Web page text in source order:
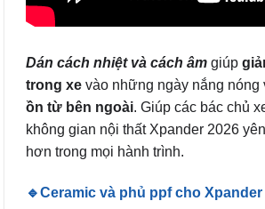
Dán cách nhiệt và cách âm giúp
trong xe vào những ngày nắng nóng
ồn từ bên ngoài. Giúp các bác chủ
không gian nội thất Xpander 2026
hơn trong mọi hành trình.
🔹Ceramic và phủ ppf cho Xpander